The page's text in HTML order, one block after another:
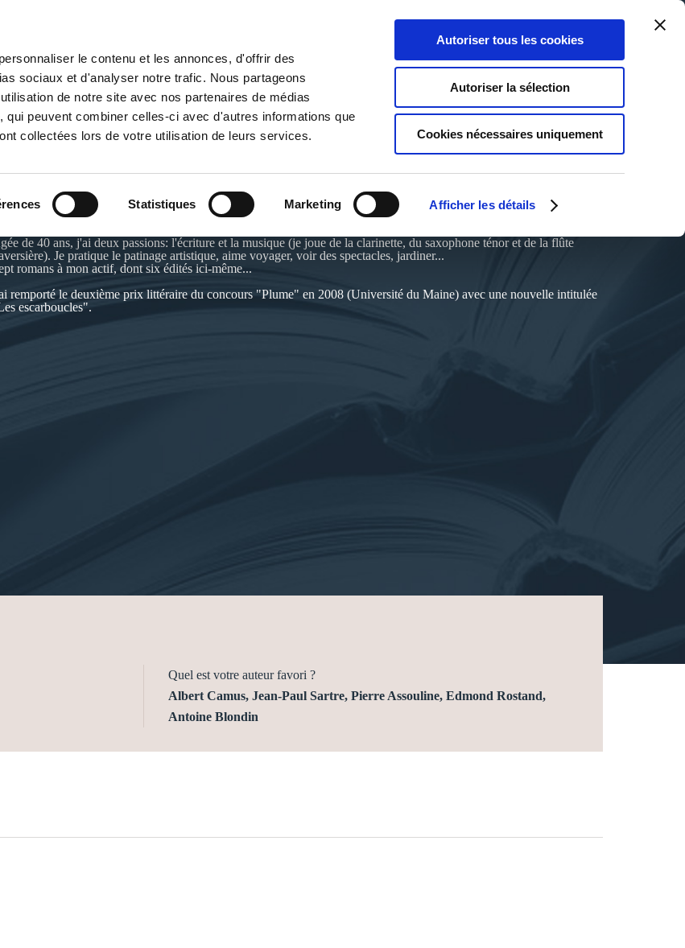
le contenu et les annonces, d'offrir des
sociaux et d'analyser notre trafic. Nous partageons
de notre site avec nos partenaires de médias
qui peuvent combiner celles-ci avec d'autres informations que
collectées lors de votre utilisation de leurs services.
Statistiques Marketing Afficher les détails
Autoriser tous les cookies
Autoriser la sélection
Cookies nécessaires uniquement
0
Panier
0
Ma liste
Connexion
UN LIVRE LIBRAIRIE
GAIGNON
de 40 ans, j'ai deux passions: l'écriture et la musique (je joue de la clarinette, du saxophone ténor et de la flûte
Je pratique le patinage artistique, aime voyager, voir des spectacles, jardiner...
romans à mon actif, dont six édités ici-même...
remporté le deuxième prix littéraire du concours "Plume" en 2008 (Université du Maine) avec une nouvelle intitulée
escarboucles".
Quel est votre auteur favori ?
Albert Camus, Jean-Paul Sartre, Pierre Assouline, Edmond Rostand,
Antoine Blondin